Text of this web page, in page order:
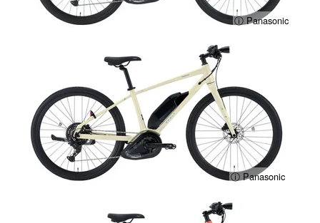
ⓘ Panasonic
ⓘ Panasonic